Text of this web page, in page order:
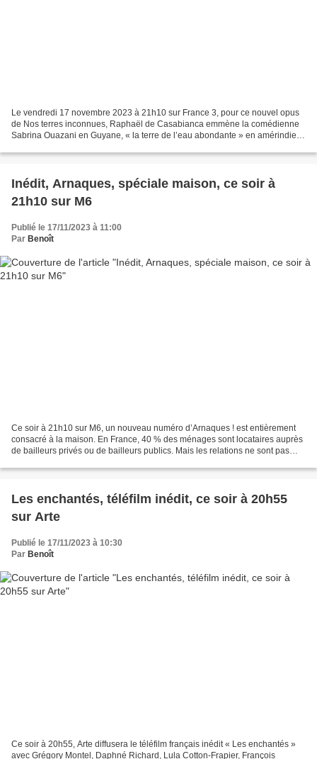
Le vendredi 17 novembre 2023 à 21h10 sur France 3, pour ce nouvel opus
de Nos terres inconnues, Raphaël de Casabianca emmène la comédienne
Sabrina Ouazani en Guyane, « la terre de l’eau abondante » en amérindien.
Inédit, Arnaques, spéciale maison, ce soir à
21h10 sur M6
Publié le 17/11/2023 à 11:00
Par Benoît
Ce soir à 21h10 sur M6, un nouveau numéro d’Arnaques ! est entièrement
consacré à la maison. En France, 40 % des ménages sont locataires auprès
de bailleurs privés ou de bailleurs publics. Mais les relations ne sont pas
Les enchantés, téléfilm inédit, ce soir à 20h55
sur Arte
Publié le 17/11/2023 à 10:30
Par Benoît
Ce soir à 20h55, Arte diffusera le téléfilm français inédit « Les enchantés »
avec Grégory Montel, Daphné Richard, Lula Cotton-Frapier, François